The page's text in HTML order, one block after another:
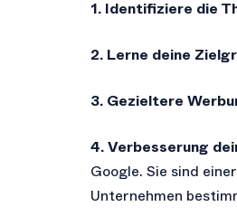
1. Identifiziere die
2. Lerne deine
3. Gezieltere
4. Verbesserung
Google. Sie sind
Unternehmen